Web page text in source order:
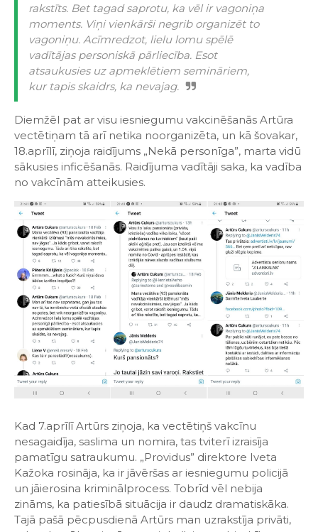
rakstīts. Bet tagad saprotu, ka vēl ir vagoniņa
moments. Viņi vienkārši negrib organizēt to
vagoniņu. Acīmredzot, lielu lomu spēlē
vadītājas personiskā pārliecība. Esot
atsaukusies uz apmeklētiem semināriem,
kur tapis skaidrs, ka nevajag.
Diemžēl pat ar visu iesniegumu vakcinēšanās Artūra
vectētiņam tā arī netika noorganizēta, un kā šovakar,
18.aprīlī, ziņoja raidījums „Nekā personīga”, marta vidū
sākusies inficēšanās. Raidījuma vadītāji saka, ka vadība
no vakcīnām atteikusies.
Kad 7.aprīlī Artūrs ziņoja, ka vectētiņš vakcīnu
nesagaidīja, saslima un nomira, tas tviterī izraisīja
pamatīgu satraukumu. „Providus” direktore Iveta
Kažoka rosināja, ka ir jāvēršas ar iesniegumu policijā
un jāierosina kriminālprocess. Tobrīd vēl nebija
zināms, ka patiesībā situācija ir daudz dramatiskāka.
Tajā pašā pēcpusdienā Artūrs man uzrakstīja privāti,